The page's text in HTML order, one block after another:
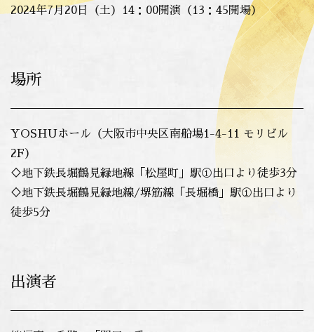
2024年7月20日（土）14：00開演（13：45開場）
場所
YOSHUホール（大阪市中央区南船場1-4-11 モリビル
2F）
♢地下鉄長堀鶴見緑地線「松屋町」駅①出口より徒歩3分
♢地下鉄長堀鶴見緑地線/堺筋線「長堀橋」駅①出口より
徒歩5分
出演者